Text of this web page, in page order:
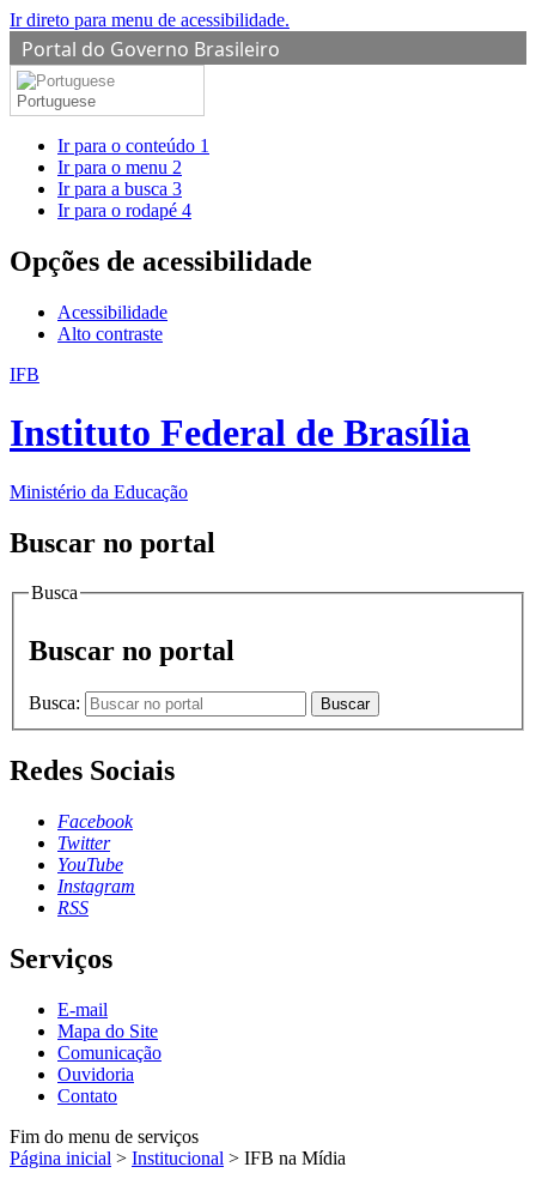
Ir direto para menu de acessibilidade.
Portal do Governo Brasileiro
Portuguese
Ir para o conteúdo 1
Ir para o menu 2
Ir para a busca 3
Ir para o rodapé 4
Opções de acessibilidade
Acessibilidade
Alto contraste
IFB
Instituto Federal de Brasília
Ministério da Educação
Buscar no portal
Busca
Buscar no portal
Busca: Buscar
Redes Sociais
Facebook
Twitter
YouTube
Instagram
RSS
Serviços
E-mail
Mapa do Site
Comunicação
Ouvidoria
Contato
Fim do menu de serviços
Página inicial > Institucional > IFB na Mídia